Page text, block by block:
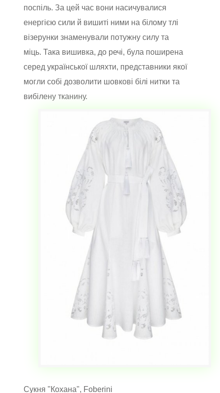
поспіль. За цей час вони насичувалися
енергією сили й вишиті ними на білому тлі
візерунки знаменували потужну силу та
міць. Така вишивка, до речі, була поширена
серед української шляхти, представники якої
могли собі дозволити шовкові білі нитки та
вибілену тканину.
Сукня "Кохана", Foberini